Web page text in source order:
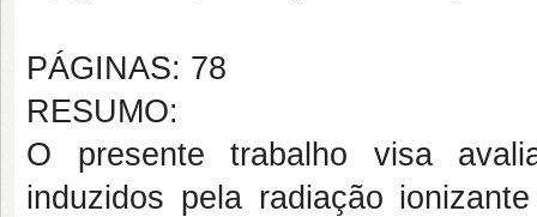
PÁGINAS: 78
RESUMO:
O presente trabalho visa
induzidos pela radiação